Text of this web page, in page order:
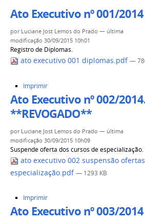
Ato Executivo nº 001/2014
por Luciane Jost Lemos do Prado — última
modificação 30/09/2015 10h01
Registro de Diplomas.
ato executivo 001 diplomas.pdf —
documento
Imprimir
Ato Executivo nº 002/
**REVOGADO**
por Luciane Jost Lemos do Prado — última
modificação 30/09/2015 10h09
Suspende oferta dos cursos de
ato executivo 002 suspensão
especialização.pdf — 1293 KB
documento
Imprimir
Ato Executivo nº 003/2014